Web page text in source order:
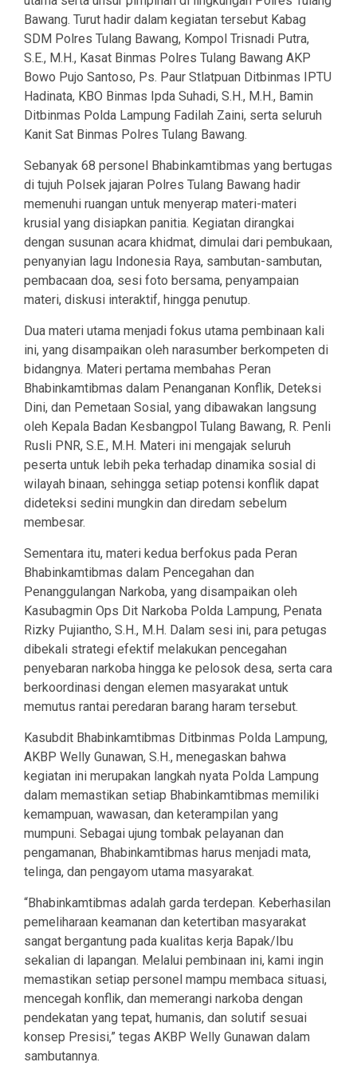
Bawang. Turut hadir dalam kegiatan tersebut Kabag
SDM Polres Tulang Bawang, Kompol Trisnadi Putra,
S.E., M.H., Kasat Binmas Polres Tulang Bawang AKP
Bowo Pujo Santoso, Ps. Paur Stlatpuan Ditbinmas IPTU
Hadinata, KBO Binmas Ipda Suhadi, S.H., M.H., Bamin
Ditbinmas Polda Lampung Fadilah Zaini, serta seluruh
Kanit Sat Binmas Polres Tulang Bawang.
Sebanyak 68 personel Bhabinkamtibmas yang bertugas
di tujuh Polsek jajaran Polres Tulang Bawang hadir
memenuhi ruangan untuk menyerap materi-materi
krusial yang disiapkan panitia. Kegiatan dirangkai
dengan susunan acara khidmat, dimulai dari pembukaan,
penyanyian lagu Indonesia Raya, sambutan-sambutan,
pembacaan doa, sesi foto bersama, penyampaian
materi, diskusi interaktif, hingga penutup.
Dua materi utama menjadi fokus utama pembinaan kali
ini, yang disampaikan oleh narasumber berkompeten di
bidangnya. Materi pertama membahas Peran
Bhabinkamtibmas dalam Penanganan Konflik, Deteksi
Dini, dan Pemetaan Sosial, yang dibawakan langsung
oleh Kepala Badan Kesbangpol Tulang Bawang, R. Penli
Rusli PNR, S.E., M.H. Materi ini mengajak seluruh
peserta untuk lebih peka terhadap dinamika sosial di
wilayah binaan, sehingga setiap potensi konflik dapat
dideteksi sedini mungkin dan diredam sebelum
membesar.
Sementara itu, materi kedua berfokus pada Peran
Bhabinkamtibmas dalam Pencegahan dan
Penanggulangan Narkoba, yang disampaikan oleh
Kasubagmin Ops Dit Narkoba Polda Lampung, Penata
Rizky Pujiantho, S.H., M.H. Dalam sesi ini, para petugas
dibekali strategi efektif melakukan pencegahan
penyebaran narkoba hingga ke pelosok desa, serta cara
berkoordinasi dengan elemen masyarakat untuk
memutus rantai peredaran barang haram tersebut.
Kasubdit Bhabinkamtibmas Ditbinmas Polda Lampung,
AKBP Welly Gunawan, S.H., menegaskan bahwa
kegiatan ini merupakan langkah nyata Polda Lampung
dalam memastikan setiap Bhabinkamtibmas memiliki
kemampuan, wawasan, dan keterampilan yang
mumpuni. Sebagai ujung tombak pelayanan dan
pengamanan, Bhabinkamtibmas harus menjadi mata,
telinga, dan pengayom utama masyarakat.
“Bhabinkamtibmas adalah garda terdepan. Keberhasilan
pemeliharaan keamanan dan ketertiban masyarakat
sangat bergantung pada kualitas kerja Bapak/Ibu
sekalian di lapangan. Melalui pembinaan ini, kami ingin
memastikan setiap personel mampu membaca situasi,
mencegah konflik, dan memerangi narkoba dengan
pendekatan yang tepat, humanis, dan solutif sesuai
konsep Presisi,” tegas AKBP Welly Gunawan dalam
sambutannya.